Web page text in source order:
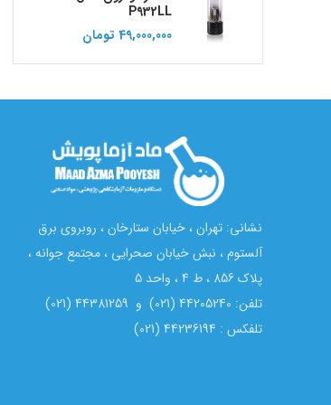
P932LL
49,000,000 تومان
نشانی: تهران ، خیابان ستارخان ، روبروی برق
آلستوم ، نبش خیابان صحرایی ، مجتمع جوانه ،
پلاک 856 ، ط 4 ، واحد 5
تلفن: 44205240 (021) و 44381259 (021)
تلفکس : 44236194 (021)